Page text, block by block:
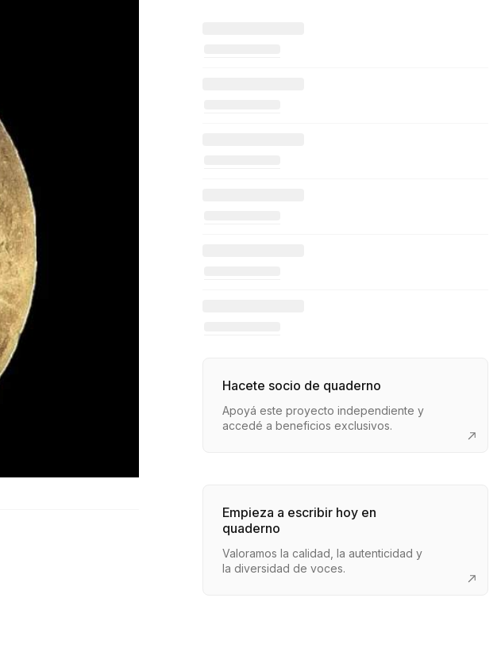
Hacete socio de quaderno
Apoyá este proyecto independiente y
accedé a beneficios exclusivos.
Empieza a escribir hoy en
quaderno
Valoramos la calidad, la autenticidad y
la diversidad de voces.